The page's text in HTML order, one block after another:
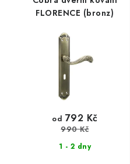
FLORENCE (bronz)
1 - 2 dny
od 792 Kč
990 Kč